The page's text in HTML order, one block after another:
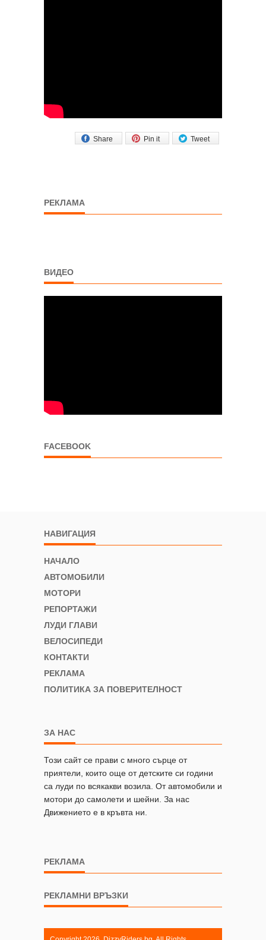
Tweet
Pin it
Share
РЕКЛАМА
ВИДЕО
FACEBOOK
НАВИГАЦИЯ
НАЧАЛО
АВТОМОБИЛИ
МОТОРИ
РЕПОРТАЖИ
ЛУДИ ГЛАВИ
ВЕЛОСИПЕДИ
КОНТАКТИ
РЕКЛАМА
ПОЛИТИКА ЗА ПОВЕРИТЕЛНОСТ
ЗА НАС
Този сайт се прави с много сърце от
приятели, които още от детските си години
са луди по всякакви возила. От автомобили и
мотори до самолети и шейни. За нас
Движението е в кръвта ни.
РЕКЛАМА
РЕКЛАМНИ ВРЪЗКИ